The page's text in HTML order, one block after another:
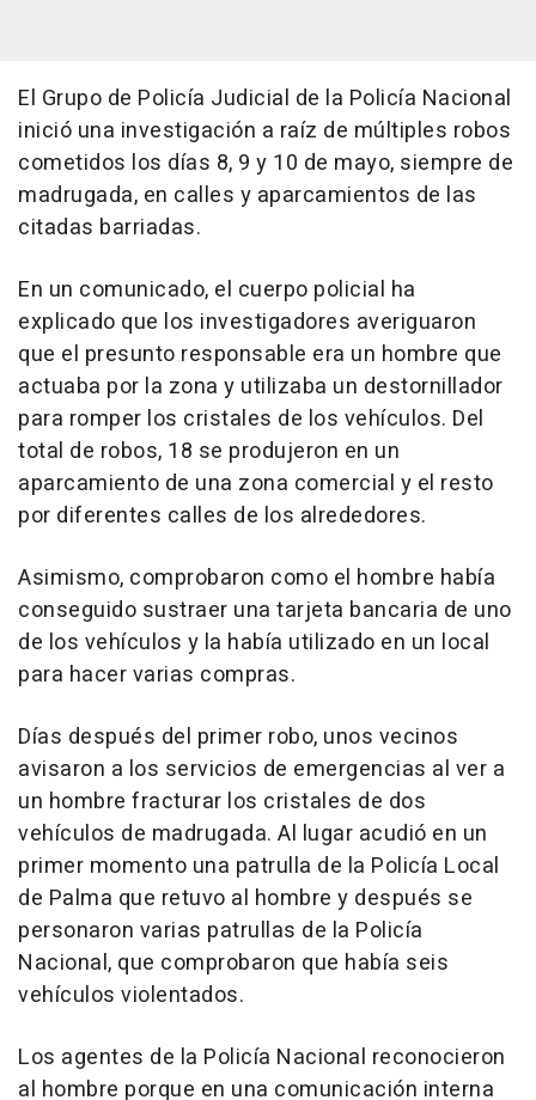
El Grupo de Policía Judicial de la Policía Nacional
inició una investigación a raíz de múltiples robos
cometidos los días 8, 9 y 10 de mayo, siempre de
madrugada, en calles y aparcamientos de las
citadas barriadas.
En un comunicado, el cuerpo policial ha
explicado que los investigadores averiguaron
que el presunto responsable era un hombre que
actuaba por la zona y utilizaba un destornillador
para romper los cristales de los vehículos. Del
total de robos, 18 se produjeron en un
aparcamiento de una zona comercial y el resto
por diferentes calles de los alrededores.
Asimismo, comprobaron como el hombre había
conseguido sustraer una tarjeta bancaria de uno
de los vehículos y la había utilizado en un local
para hacer varias compras.
Días después del primer robo, unos vecinos
avisaron a los servicios de emergencias al ver a
un hombre fracturar los cristales de dos
vehículos de madrugada. Al lugar acudió en un
primer momento una patrulla de la Policía Local
de Palma que retuvo al hombre y después se
personaron varias patrullas de la Policía
Nacional, que comprobaron que había seis
vehículos violentados.
Los agentes de la Policía Nacional reconocieron
al hombre porque en una comunicación interna